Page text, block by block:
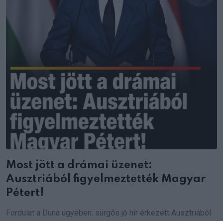
Most jött a drámai üzenet:
Ausztriából figyelmeztették Magyar
Pétert!
Fordulat a Duna ügyében: sürgős jó hír érkezett Ausztriából